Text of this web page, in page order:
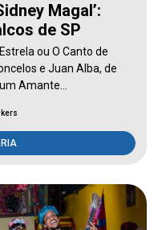
Magal’:
de SP
ou O Canto de
e Juan Alba, de
Amante…